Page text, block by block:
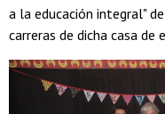
a la educación integral"
carreras de dicha casa de